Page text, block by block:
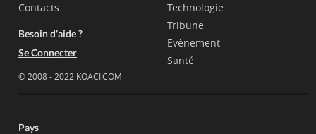
Contacts
Besoin d'aide ?
Se Connecter
© 2008 - 2022 KOACI.COM
Technologie
Tribune
Evènement
Santé
Pays